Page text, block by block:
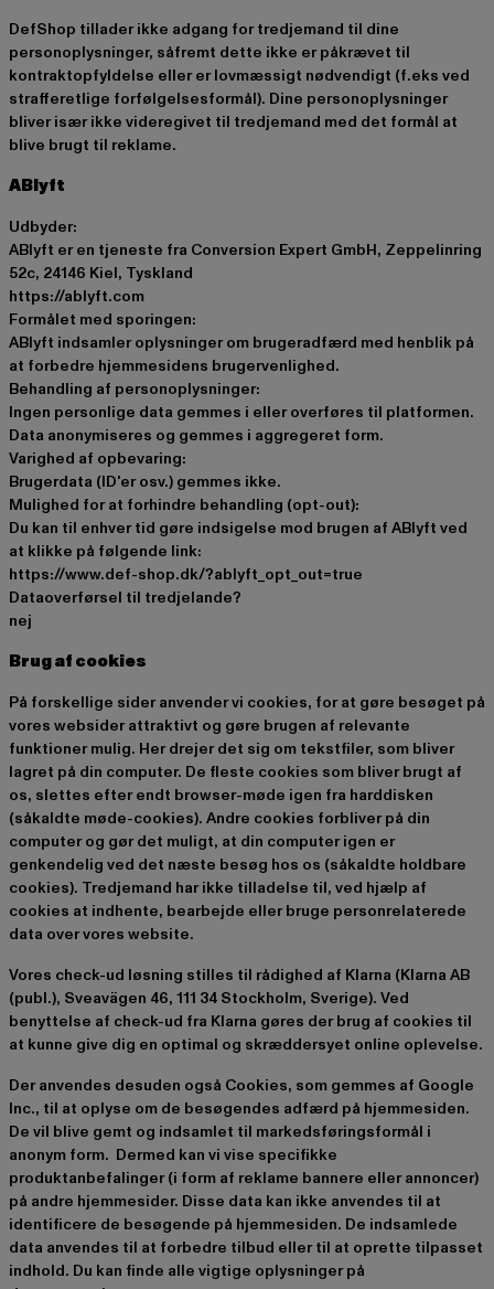
DefShop tillader ikke adgang for tredjemand til dine
personoplysninger, såfremt dette ikke er påkrævet til
kontraktopfyldelse eller er lovmæssigt nødvendigt (f.eks ved
strafferetlige forfølgelsesformål). Dine personoplysninger
bliver især ikke videregivet til tredjemand med det formål at
blive brugt til reklame.
ABlyft
Udbyder:
ABlyft er en tjeneste fra Conversion Expert GmbH, Zeppelinring
52c, 24146 Kiel, Tyskland
https://ablyft.com
Formålet med sporingen:
ABlyft indsamler oplysninger om brugeradfærd med henblik på
at forbedre hjemmesidens brugervenlighed.
Behandling af personoplysninger:
Ingen personlige data gemmes i eller overføres til platformen.
Data anonymiseres og gemmes i aggregeret form.
Varighed af opbevaring:
Brugerdata (ID'er osv.) gemmes ikke.
Mulighed for at forhindre behandling (opt-out):
Du kan til enhver tid gøre indsigelse mod brugen af ABlyft ved
at klikke på følgende link:
https://www.def-shop.dk/?ablyft_opt_out=true
Dataoverførsel til tredjelande?
nej
Brug af cookies
På forskellige sider anvender vi cookies, for at gøre besøget på
vores websider attraktivt og gøre brugen af relevante
funktioner mulig. Her drejer det sig om tekstfiler, som bliver
lagret på din computer. De fleste cookies som bliver brugt af
os, slettes efter endt browser-møde igen fra harddisken
(såkaldte møde-cookies). Andre cookies forbliver på din
computer og gør det muligt, at din computer igen er
genkendelig ved det næste besøg hos os (såkaldte holdbare
cookies). Tredjemand har ikke tilladelse til, ved hjælp af
cookies at indhente, bearbejde eller bruge personrelaterede
data over vores website.
Vores check-ud løsning stilles til rådighed af Klarna (Klarna AB
(publ.), Sveavägen 46, 111 34 Stockholm, Sverige). Ved
benyttelse af check-ud fra Klarna gøres der brug af cookies til
at kunne give dig en optimal og skræddersyet online oplevelse.
Der anvendes desuden også Cookies, som gemmes af Google
Inc., til at oplyse om de besøgendes adfærd på hjemmesiden.
De vil blive gemt og indsamlet til markedsføringsformål i
anonym form. Dermed kan vi vise specifikke
produktanbefalinger (i form af reklame bannere eller annoncer)
på andre hjemmesider. Disse data kan ikke anvendes til at
identificere de besøgende på hjemmesiden. De indsamlede
data anvendes til at forbedre tilbud eller til at oprette tilpasset
indhold. Du kan finde alle vigtige oplysninger på